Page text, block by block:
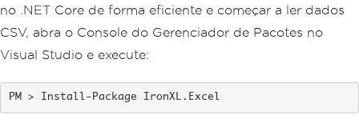
no .NET Core de forma eficiente e começar a ler dados
CSV, abra o Console do Gerenciador de Pacotes no
Visual Studio e execute:
Install-Package IronXL.Excel